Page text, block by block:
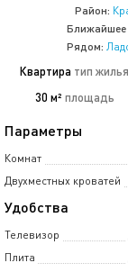
Район:
Ближайшее
Рядом:
Квартира тип жилья
30 м² площадь
Параметры
Комнат
Двухместных кроватей
Удобства
Телевизор
Плита